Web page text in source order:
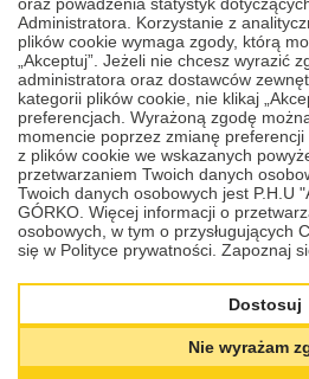
NAPRAWA STACYJKI
SUZUKI DL, V-
INTRUDER, GS, GSR,
VAN 2001 - 2023
Naprawa stacyjki do motocykli Suzuki
Administratora. Korzystanie z
plików cookie wymaga zgody, którą
„Akceptuj”. Jeżeli nie chcesz wyrazić
administratora oraz dostawców
kategorii plików cookie, nie klikaj
preferencjach. Wyrażoną zgodę
momencie poprzez zmianę
z plików cookie we wskazanych
przetwarzaniem Twoich danych
Twoich danych osobowych jest P.H.U
GÓRKO. Więcej informacji o
osobowych, w tym o przysługujących
się w Polityce prywatności. Zapoznaj
Dostosuj
Nie wyrażam